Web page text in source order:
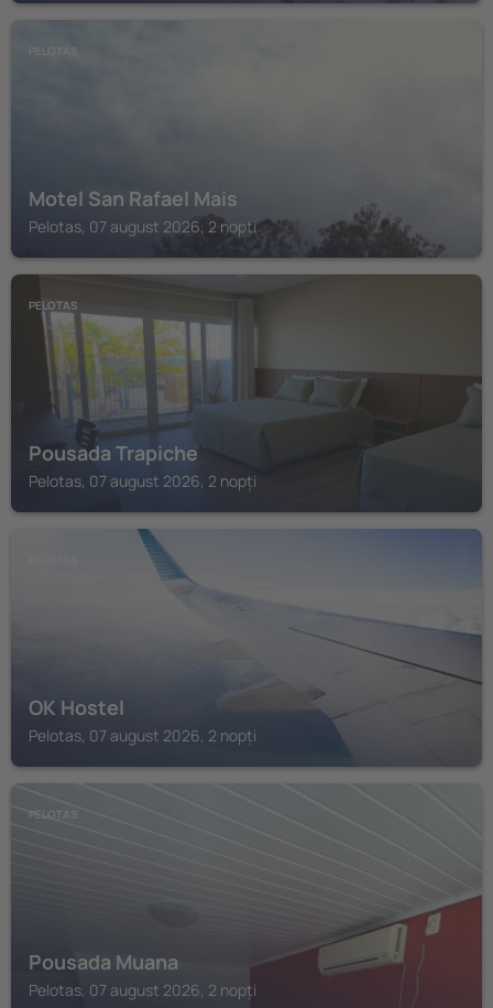
PELOTAS
Motel San Rafael Mais
Pelotas, 07 august 2026, 2 nopți
PELOTAS
Pousada Trapiche
Pelotas, 07 august 2026, 2 nopți
OK Hostel
Pelotas, 07 august 2026, 2 nopți
PELOTAS
Pousada Muana
Pelotas, 07 august 2026, 2 nopți